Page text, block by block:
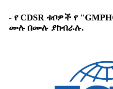
- የ CDSR ቱቦዎች የ
ሙሉ በሙሉ ያከብራሉ.